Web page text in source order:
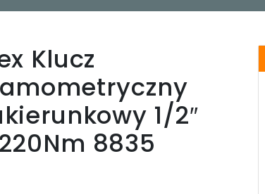
Klucz
1/2″
8835